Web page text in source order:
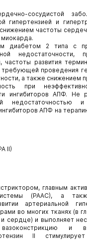
сосудистой
гипертензией и
частоты
миокарда.
диабетом 2 типа с
недостаточности,
частоты развития
требующей проведения
а также снижением
при
ингибиторов АПФ. Не
недостаточностью и
АПФ на
II)
главным
системы (РААС), а
артериальной
во многих тканях (в
сердце) и выполняет
и
II стимулирует